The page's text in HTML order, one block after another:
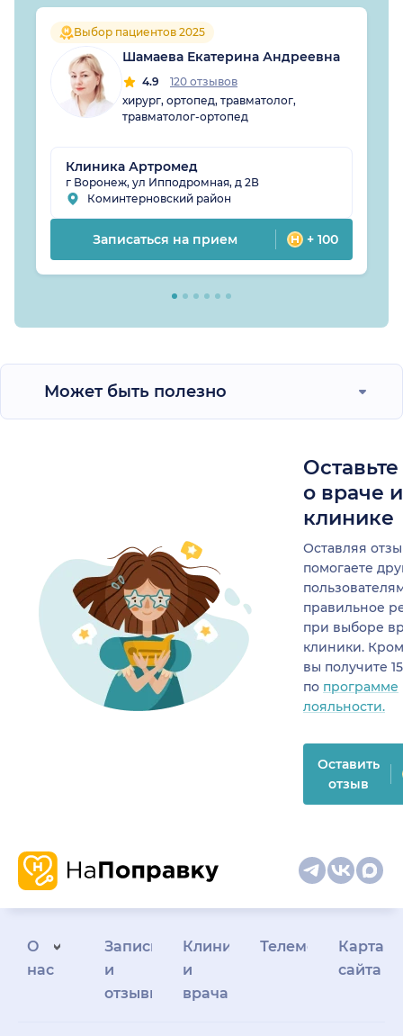
Выбор пациентов 2025
Шамаева Екатерина Андреевна
4.9
120 отзывов
хирург, ортопед, травматолог,
травматолог-ортопед
Клиника Артромед
г Воронеж, ул Ипподромная, д 2В
Коминтерновский район
Записаться на прием + 100
Может быть полезно
о враче
клинике
Оставляя
помогаете
правильное
при выборе
клиники.
вы получите
по программе
лояльности.
Оставить
отзыв
О
нас
Запись
и
отзывы
Клиникам
и
врачам
Телемедицина
Карта
сайта